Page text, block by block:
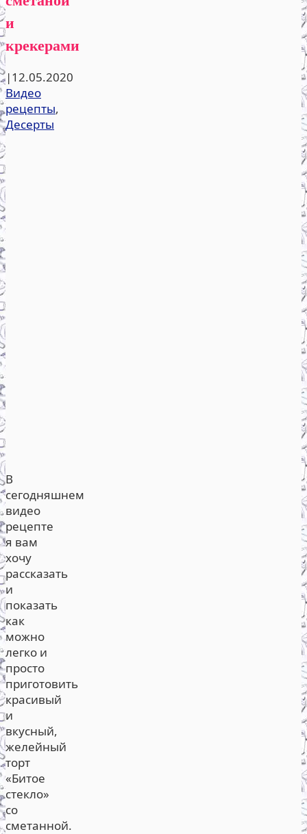
и
крекерами
|12.05.2020
Видео
рецепты,
Десерты
В
сегодняшнем
видео
рецепте
я вам
хочу
рассказать
и
показать
как
можно
легко и
просто
приготовить
красивый
и
вкусный,
желейный
торт
«Битое
стекло»
со
сметанной.